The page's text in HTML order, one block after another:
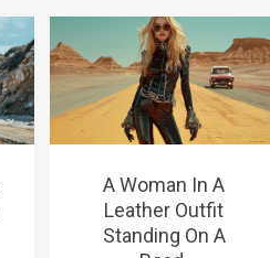
A Woman In A
Leather Outfit
Standing On A